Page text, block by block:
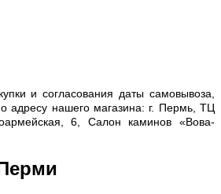
и согласования даты самовывоза,
адресу нашего магазина: г. Пермь, ТЦ
6, Салон каминов «Вова-